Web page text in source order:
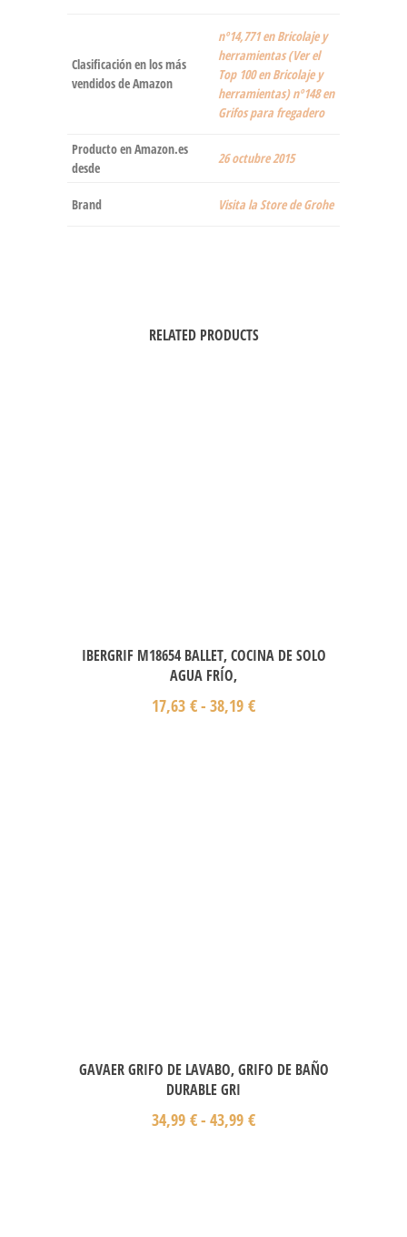
Clasificación en los más
vendidos de Amazon
nº14,771 en Bricolaje y
herramientas (Ver el
Top 100 en Bricolaje y
herramientas) nº148 en
Grifos para fregadero
Producto en Amazon.es
desde
26 octubre 2015
Brand Visita la Store de Grohe
RELATED PRODUCTS
IBERGRIF M18654 BALLET, COCINA DE SOLO
AGUA FRÍO,
17,63 €- 38,19 €
GAVAER GRIFO DE LAVABO, GRIFO DE BAÑO
DURABLE GRI
34,99 €- 43,99 €